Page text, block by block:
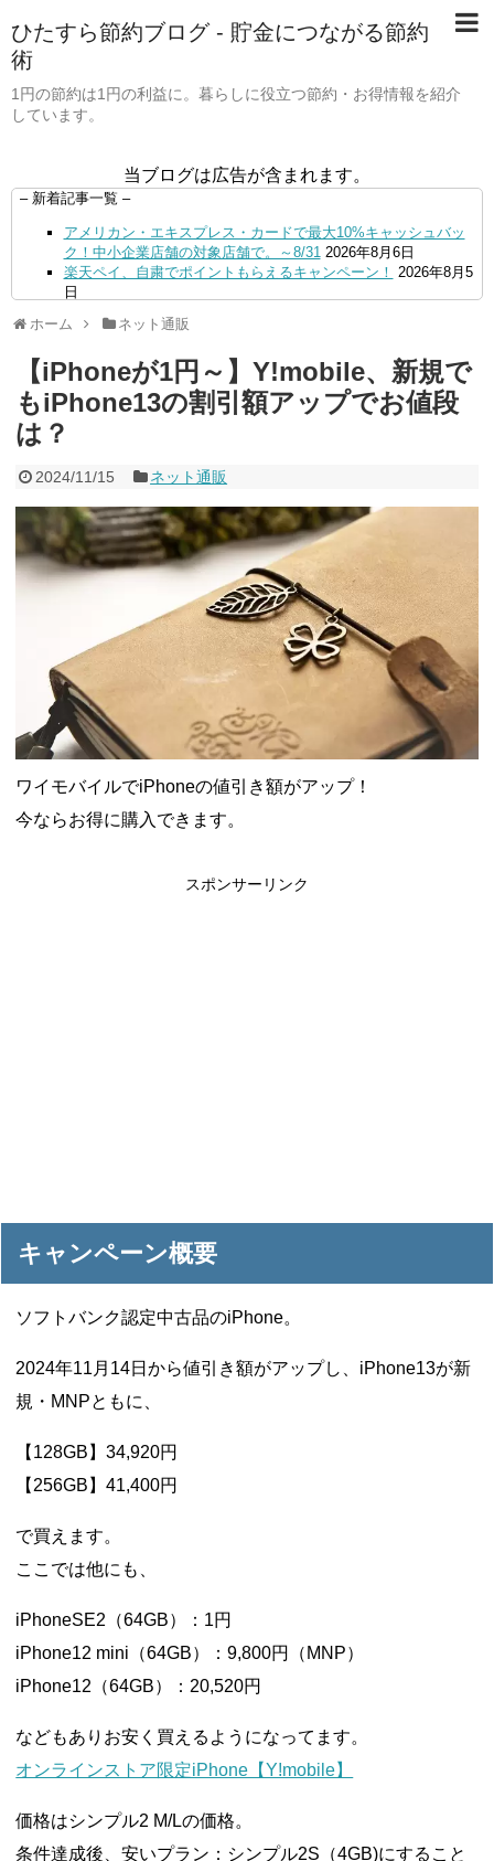
ひたすら節約ブログ - 貯金につながる節約
術
1円の節約は1円の利益に。暮らしに役立つ節約・お得情報を紹介
しています。
当ブログは広告が含まれます。
– 新着記事一覧 –
アメリカン・エキスプレス・カードで最大10%キャッシュバッ
ク！中小企業店舗の対象店舗で。～8/31 2026年8月6日
楽天ペイ、自粛でポイントもらえるキャンペーン！ 2026年8月5
日
元！
2026年8月5日
ードチャージすると5%還元に！ 2026年8月4日
PayPayで500ptもらえる！対象地銀の口座追加などの条件達成
で。9/30まで 2026年8月4日
三井住友カード、はま寿司、ココス、オリーブの丘などでVポイ
月4日
ャンペーン！8/31まで 2026年8月3日
ドコモの銀行で預金残高を10万円以上増加で最大10億dポイント
山分けキャンペーン！～10/31 2026年8月3日
デジタルギフト改悪でいろいろ手数料徴収へ！8/3～
2026年8月
PayPayポイント→Vポイント交換でストア限定の制限を消す方
2026年8月1日
Vポイントpay利用で最大10%還元！8/31まで 2026年8月1日
V NEOBANK改悪！還元率1.25%に、チャージ系対象外へ！11
月から
ドットマネーが再開！8/12から。でも未完了のポイント有効期
限が8月末まで？
2026年7月31日
【2026年夏】dポイント交換キャンペーンが見逃せない！最大
au PAY 残高チャージで最大10000円もらえる！じぶん銀行から
チャージで抽選。8/31まで
ホーム ネット通販
【iPhoneが1円～】Y!mobile、新規で
もiPhone13の割引額アップでお値段
は？
2024/11/15 ネット通販
ワイモバイルでiPhoneの値引き額がアップ！
今ならお得に購入できます。
スポンサーリンク
キャンペーン概要
ソフトバンク認定中古品のiPhone。
2024年11月14日から値引き額がアップし、iPhone13が新
規・MNPともに、
【128GB】34,920円
【256GB】41,400円
で買えます。
ここでは他にも、
iPhoneSE2（64GB）：1円
iPhone12 mini（64GB）：9,800円（MNP）
iPhone12（64GB）：20,520円
などもありお安く買えるようになってます。
オンラインストア限定iPhone【Y!mobile】
価格はシンプル2 M/Lの価格。
条件達成後、安いプラン：シンプル2S（4GB)にすること